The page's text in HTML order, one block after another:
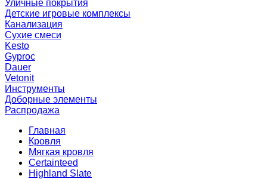
Уличные покрытия
Детские игровые комплексы
Канализация
Сухие смеси
Kesto
Gyproc
Dauer
Vetonit
Инструменты
Доборные элементы
Распродажа
Главная
Кровля
Мягкая кровля
Certainteed
Highland Slate